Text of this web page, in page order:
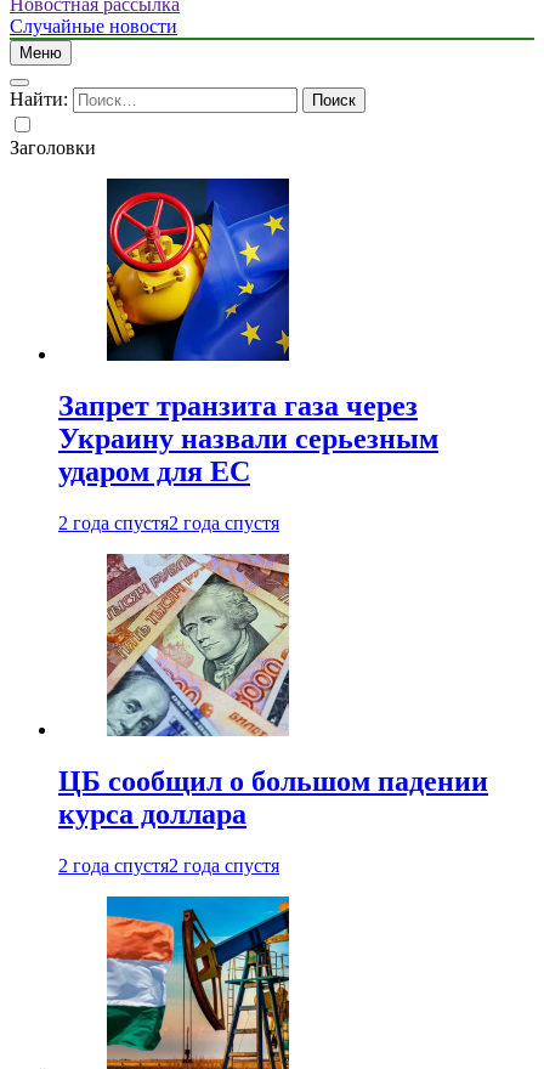
Новостная рассылка
Случайные новости
Меню
Найти:
Заголовки
Запрет транзита газа через
Украину назвали серьезным
ударом для ЕС
2 года спустя2 года спустя
ЦБ сообщил о большом падении
курса доллара
2 года спустя2 года спустя